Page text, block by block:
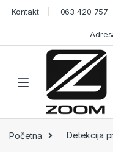
Skip to navigation
Skip to content
Kontakt 063 420 757
Open
Početna Detekcija